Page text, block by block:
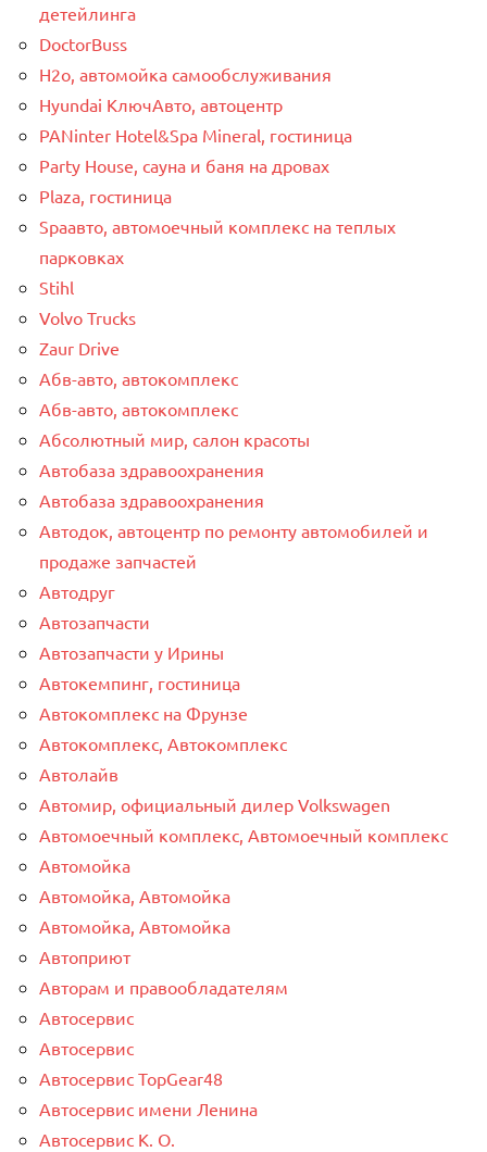
детейлинга
DoctorBuss
H2o, автомойка самообслуживания
Hyundai КлючАвто, автоцентр
PANinter Hotel&Spa Mineral, гостиница
Party House, сауна и баня на дровах
Plaza, гостиница
Spaавто, автомоечный комплекс на теплых
парковках
Stihl
Volvo Trucks
Zaur Drive
Абв-авто, автокомплекс
Абв-авто, автокомплекс
Абсолютный мир, салон красоты
Автобаза здравоохранения
Автобаза здравоохранения
Автодок, автоцентр по ремонту автомобилей и
продаже запчастей
Автодруг
Автозапчасти
Автозапчасти у Ирины
Автокемпинг, гостиница
Автокомплекс на Фрунзе
Автокомплекс, Автокомплекс
Автолайв
Автомир, официальный дилер Volkswagen
Автомоечный комплекс, Автомоечный комплекс
Автомойка
Автомойка, Автомойка
Автомойка, Автомойка
Автоприют
Авторам и правообладателям
Автосервис
Автосервис
Автосервис TopGear48
Автосервис имени Ленина
Автосервис К. О.